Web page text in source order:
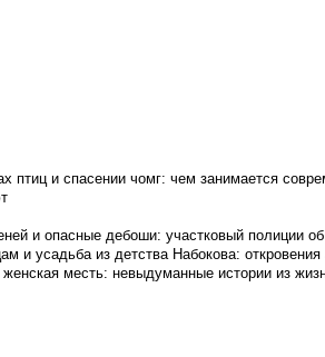
птиц и спасении чомг: чем занимается
и опасные дебоши: участковый полиции
и усадьба из детства Набокова:
месть: невыдуманные истории из